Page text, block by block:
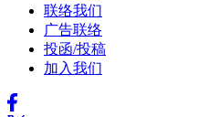
联络我们
广告联络
投函/投稿
加入我们